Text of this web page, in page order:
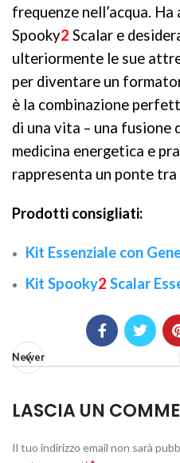
frequenze nell’acqua.
Spooky2 Scalar e
ulteriormente le sue
per diventare un
è la combinazione
di una vita – una fusione
medicina energetica e
rappresenta un ponte tra
Prodotti consigliati:
Kit Essenziale con
Kit Spooky2 Scalar
Newer
LASCIA UN
Il tuo indirizzo email non sarà